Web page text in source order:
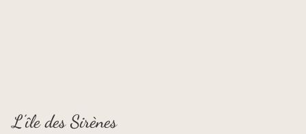
L’île des Sirènes